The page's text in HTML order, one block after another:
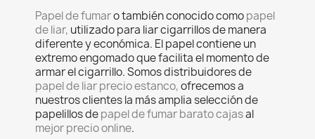
Papel de fumaro también conocido comopapel
de liar, utilizado para liar cigarrillos de manera
diferente y económica. El papel contiene un
extremo engomado que facilita el momento de
armar el cigarrillo. Somos distribuidores de
papel de liar precio estanco,ofrecemos a
nuestros clientes la más amplia selección de
papelillos depapel de fumar barato cajasal
mejor precio online.